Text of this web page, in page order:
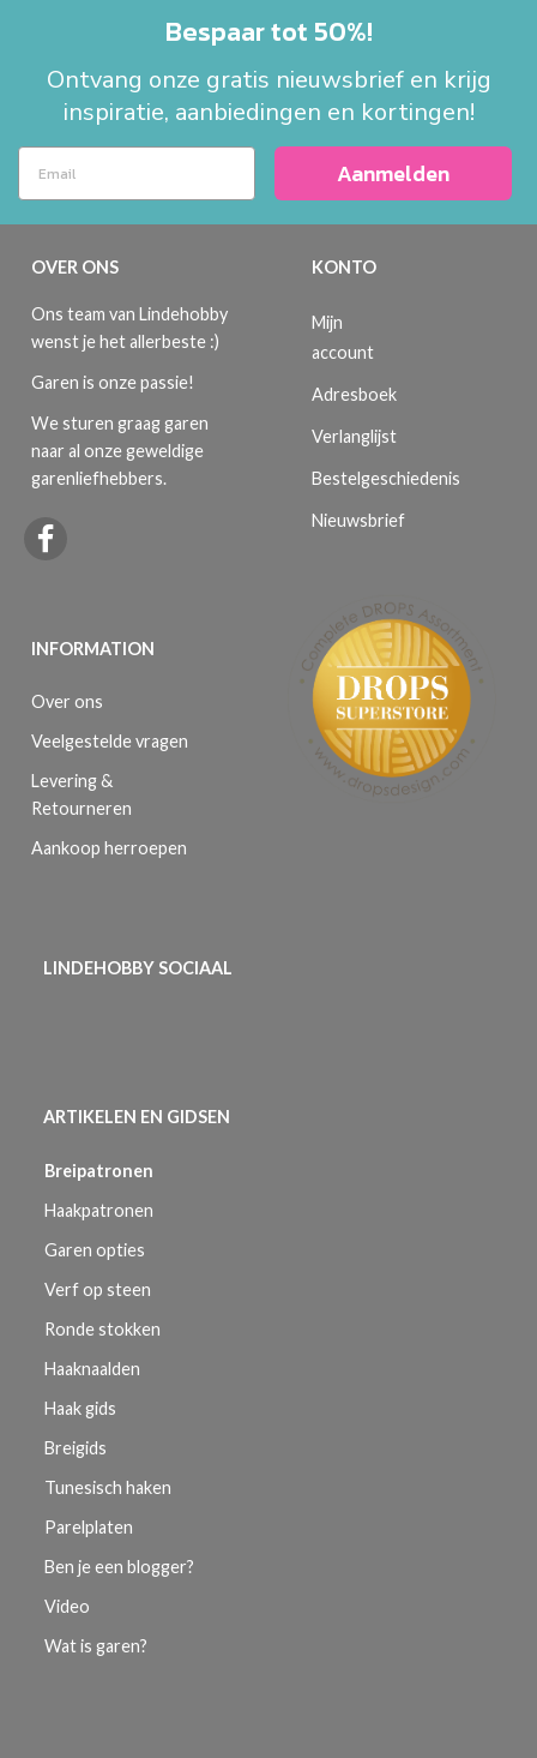
Bespaar tot 50%!
Ontvang onze gratis nieuwsbrief en krijg
inspiratie, aanbiedingen en kortingen!
Aanmelden
OVER ONS
Ons team van Lindehobby
wenst je het allerbeste :)
Garen is onze passie!
We sturen graag garen
naar al onze geweldige
garenliefhebbers.
INFORMATION
Over ons
Veelgestelde vragen
Levering &
Retourneren
Aankoop herroepen
KONTO
Mijn
account
Adresboek
Verlanglijst
Bestelgeschiedenis
Nieuwsbrief
LINDEHOBBY SOCIAAL
ARTIKELEN EN GIDSEN
Breipatronen
Haakpatronen
Garen opties
Verf op steen
Ronde stokken
Haaknaalden
Haak gids
Breigids
Tunesisch haken
Parelplaten
Ben je een blogger?
Video
Wat is garen?